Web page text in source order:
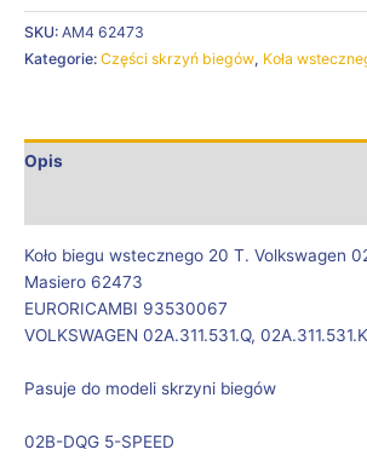
SKU: AM4 62473
Kategorie: Części skrzyń biegów, Koła
Opis
Koło biegu wstecznego 20 T. Volkswagen
Masiero 62473
EURORICAMBI 93530067
VOLKSWAGEN 02A.311.531.Q, 02A.311.531.K
Pasuje do modeli skrzyni biegów
02B-DQG 5-SPEED